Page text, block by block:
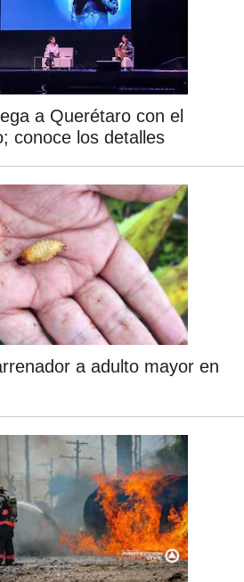
a Querétaro con el
conoce los detalles
a adulto mayor en